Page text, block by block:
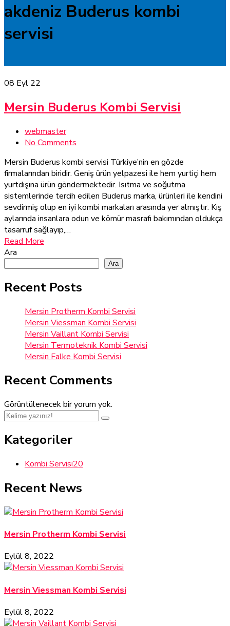
akdeniz Buderus kombi
servisi
08 Eyl 22
Mersin Buderus Kombi Servisi
webmaster
No Comments
Mersin Buderus kombi servisi Türkiye’nin en gözde
firmalarından biridir. Geniş ürün yelpazesi ile hem yurtiçi hem
yurtdışına ürün göndermektedir. Isıtma ve soğutma
sistemlerinde tercih edilen Buderus marka, ürünleri ile kendini
sevdirmiş olup en iyi kombi markaları arasında yer almıştır. Kış
aylarında insanlara odun ve kömür masrafı bakımından oldukça
tasarruf sağlayıp,…
Read More
Ara
Ara
Recent Posts
Mersin Protherm Kombi Servisi
Mersin Viessman Kombi Servisi
Mersin Vaillant Kombi Servisi
Mersin Termoteknik Kombi Servisi
Mersin Falke Kombi Servisi
Recent Comments
Görüntülenecek bir yorum yok.
Kategoriler
Kombi Servisi20
Recent News
Mersin Protherm Kombi Servisi
Eylül 8, 2022
Mersin Viessman Kombi Servisi
Eylül 8, 2022